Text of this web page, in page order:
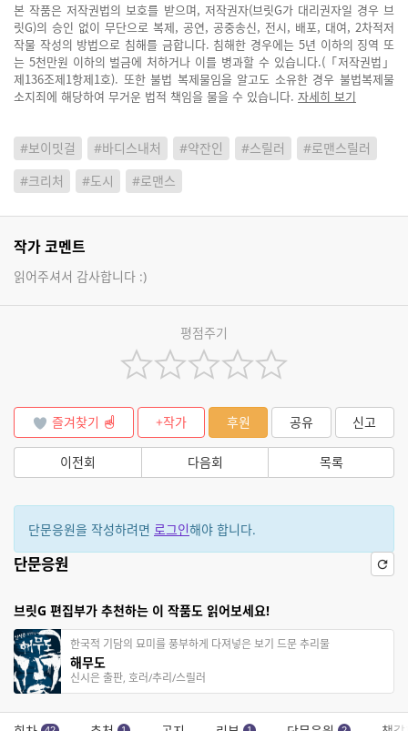
본 작품은 저작권법의 보호를 받으며, 저작권자(브릿G가 대리권자일 경우 브
릿G)의 승인 없이 무단으로 복제, 공연, 공중송신, 전시, 배포, 대여, 2차적저
작물 작성의 방법으로 침해를 금합니다. 침해한 경우에는 5년 이하의 징역 또
는 5천만원 이하의 벌금에 처하거나 이를 병과할 수 있습니다.(「저작권법」
제136조제1항제1호). 또한 불법 복제물임을 알고도 소유한 경우 불법복제물
소지죄에 해당하여 무거운 법적 책임을 물을 수 있습니다. 자세히 보기
#보이밋걸 #바디스내처 #약잔인 #스릴러
#로맨스릴러
#크리처
#도시 #로맨스
작가 코멘트
읽어주셔서 감사합니다 :)
평점주기
즐겨찾기 +작가 후원 공유 신고
이전회 다음회 목록
단문응원을 작성하려면 로그인해야 합니다.
단문응원
브릿G 편집부가 추천하는 이 작품도 읽어보세요!
한국적 기담의 묘미를 풍부하게 다져넣은 보기 드문 추리물
해무도
신시은 출판, 호러/추리/스릴러